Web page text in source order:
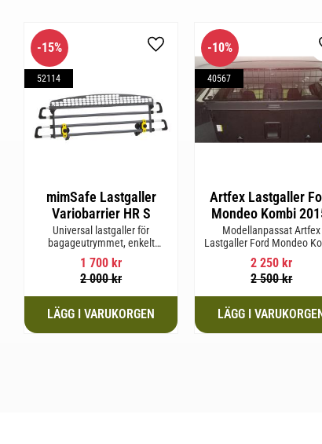
mimSafe Lastgaller
Variobarrier HR S
Universal lastgaller för
bagageutrymmet, enkelt
justerbar för att passa din bils
form för säker och trygg resa
med husdjur eller last.
1 700 kr
2 000kr
15%
52114
Lägg till i favoriter
Artfex Lastgaller
Mondeo Kombi
Modellanpassat Artfex
Lastgaller Ford Mondeo
2015-
2 250 kr
2 500kr
10%
40567